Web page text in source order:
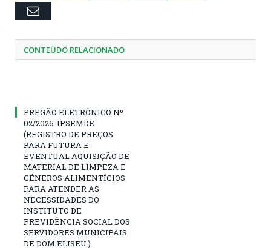
Email
CONTEÚDO RELACIONADO
PREGÃO ELETRÔNICO Nº
02/2026-IPSEMDE
(REGISTRO DE PREÇOS
PARA FUTURA E
EVENTUAL AQUISIÇÃO DE
MATERIAL DE LIMPEZA E
GÊNEROS ALIMENTÍCIOS
PARA ATENDER AS
NECESSIDADES DO
INSTITUTO DE
PREVIDÊNCIA SOCIAL DOS
SERVIDORES MUNICIPAIS
DE DOM ELISEU.)